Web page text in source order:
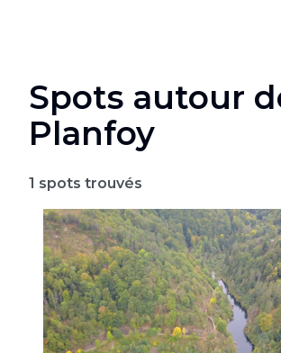
Spots autour
Planfoy
1 spots trouvés